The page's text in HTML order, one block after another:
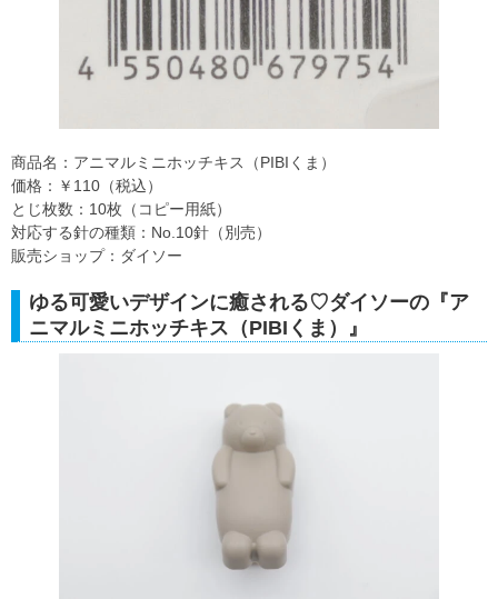
商品名：アニマルミニホッチキス（PIBIくま）
価格：￥110（税込）
とじ枚数：10枚（コピー用紙）
対応する針の種類：No.10針（別売）
販売ショップ：ダイソー
ゆる可愛いデザインに癒される♡ダイソーの『ア
ニマルミニホッチキス（PIBIくま）』